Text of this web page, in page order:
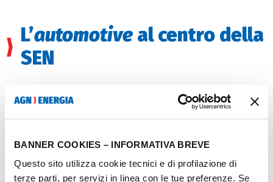
BANNER COOKIES – INFORMATIVA BREVE
Questo sito utilizza cookie tecnici e di profilazione di
terze parti, per servizi in linea con le tue preferenze. Se
L’automotiveal centro della
SEN
Uno dei campi di maggiore interesse per la SEN è
. Infatti, tra le prime questioni
italiano. Per far fronte a questa problematica ci
sono gliincentiviper il passaggio da auto
alimentate da carburanti tradizionali (benzina e